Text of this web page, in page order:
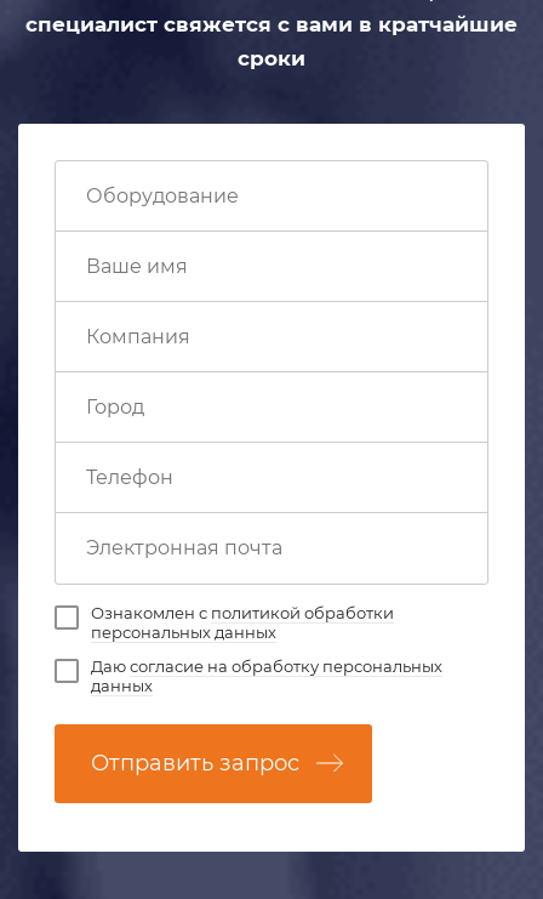
специалист свяжется с вами в кратчайшие
сроки
Ознакомлен с политикой обработки
персональных данных
Даюсогласие на обработку персональных
данных
Отправить запрос